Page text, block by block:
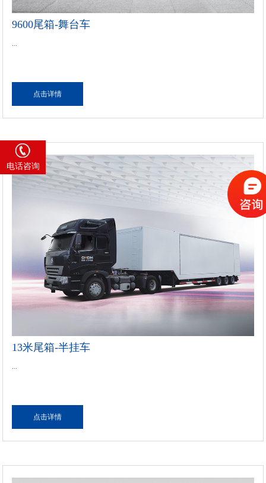
9600尾箱-舞台车
...
点击详情
13米尾箱-半挂车
...
点击详情
电话咨询
4008 585 818